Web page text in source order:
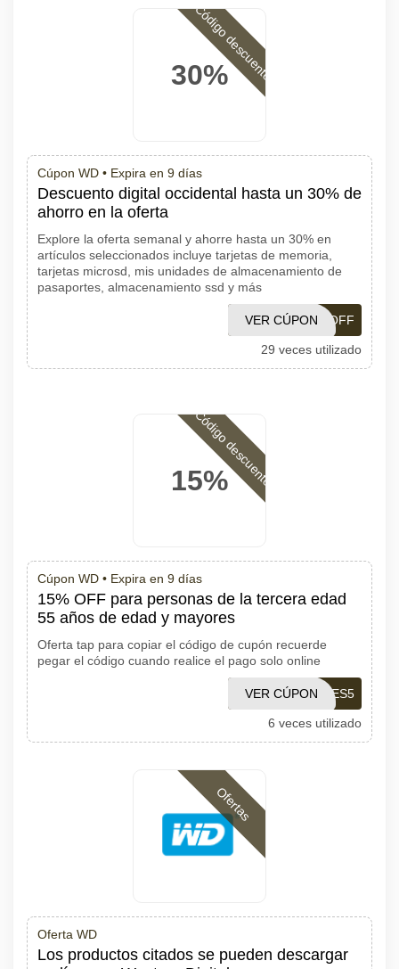
30%
Código descuento
Cúpon WD • Expira en 9 días
Descuento digital occidental hasta un 30% de
ahorro en la oferta
Explore la oferta semanal y ahorre hasta un 30% en
artículos seleccionados incluye tarjetas de memoria,
tarjetas microsd, mis unidades de almacenamiento de
pasaportes, almacenamiento ssd y más
SECRETWD10OFF
VER CÚPON
29 veces utilizado
15%
Código descuento
Cúpon WD • Expira en 9 días
15% OFF para personas de la tercera edad
55 años de edad y mayores
Oferta tap para copiar el código de cupón recuerde
pegar el código cuando realice el pago solo online
WDSAVES5
VER CÚPON
6 veces utilizado
Ofertas
Oferta WD
Los productos citados se pueden descargar